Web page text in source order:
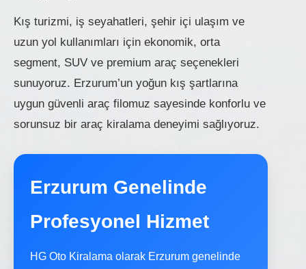
Kış turizmi, iş seyahatleri, şehir içi ulaşım ve
uzun yol kullanımları için ekonomik, orta
segment, SUV ve premium araç seçenekleri
sunuyoruz. Erzurum’un yoğun kış şartlarına
uygun güvenli araç filomuz sayesinde konforlu ve
sorunsuz bir araç kiralama deneyimi sağlıyoruz.
Erzurum Genelinde
Profesyonel Hizmet
HG Oto Kiralama olarak Erzurum genelinde